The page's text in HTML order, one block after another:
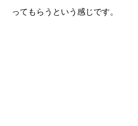
ってもらうという感じです。